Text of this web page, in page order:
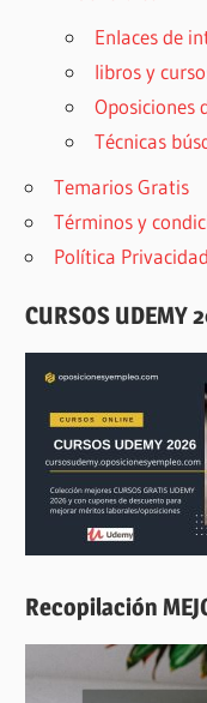
Enlaces de
libros y
Oposiciones
Técnicas
Temarios Gratis
Términos y
Política Privacidad
CURSOS UDEMY
Recopilación